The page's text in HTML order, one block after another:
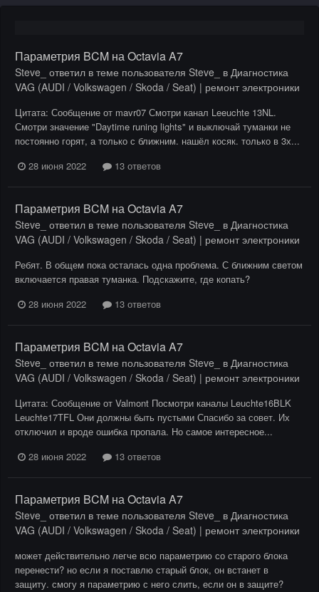
Параметрия BCM на Octavia A7
Steve_ ответил в теме пользователя Steve_ в Диагностика
VAG (AUDI / Volkswagen / Skoda / Seat) | ремонт электроники
Цитата: Сообщение от mavr07 Смотри канал Leeuchte 13NL.
Смотри значение "Daytime runing lights" и выключай туманки не
постоянно горят, а только с ближним. нашёл косяк. только в 3х...
28 июня 2022
13 ответов
Параметрия BCM на Octavia A7
Steve_ ответил в теме пользователя Steve_ в Диагностика
VAG (AUDI / Volkswagen / Skoda / Seat) | ремонт электроники
Ребят. В общем пока осталась одна проблема. С ближним светом
включается правая туманка. Подскажите, где копать?
28 июня 2022
13 ответов
Параметрия BCM на Octavia A7
Steve_ ответил в теме пользователя Steve_ в Диагностика
VAG (AUDI / Volkswagen / Skoda / Seat) | ремонт электроники
Цитата: Сообщение от Valmont Посмотри каналы Leuchte16BLK
Leuchte17TFL Они должны быть пустыми Спасибо за совет. Их
отключил и вроде ошибка пропала. Но самое интересное...
28 июня 2022
13 ответов
Параметрия BCM на Octavia A7
Steve_ ответил в теме пользователя Steve_ в Диагностика
VAG (AUDI / Volkswagen / Skoda / Seat) | ремонт электроники
может действительно легче всю параметрию со старого блока
перенести? но если я поставлю старый блок, он встанет в
защиту. смогу я параметрию с него слить, если он в защите?